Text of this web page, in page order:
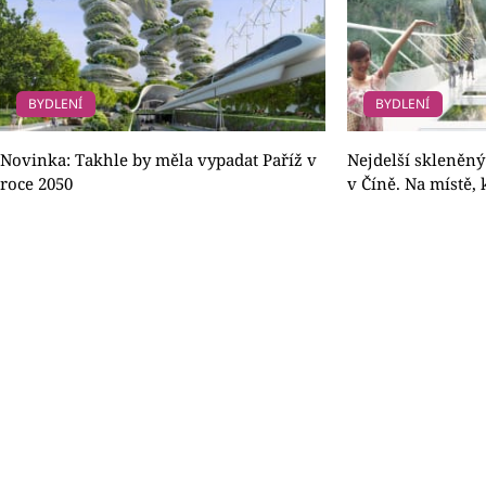
BYDLENÍ
Novinka: Takhle by měla vypadat Paříž v
roce 2050
BYDLENÍ
Nejdelší
v Číně. Na